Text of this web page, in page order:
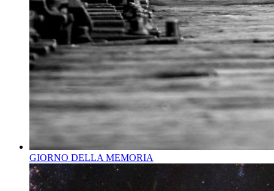
GIORNO DELLA MEMORIA